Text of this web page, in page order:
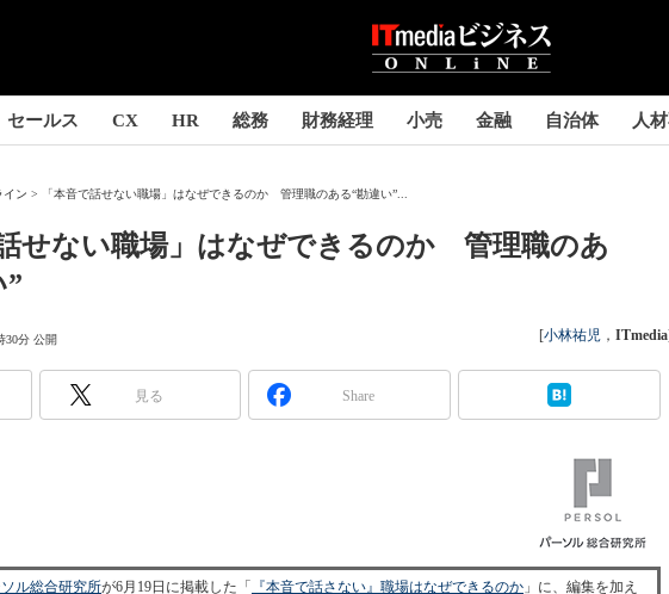
セールス CX HR 総務 財務経理 小売 金融 自治体 人
イン 「本音で話せない職場」はなぜできるのか 管理職のある“勘違い”...
話せない職場」はなぜできるのか 管理職のあ
”
30分 公開 [小林祐児 ， ITmedia
見る Share
ル総合研究所が6月19日に掲載した「 『本音で話さない』職場はなぜできるのか 」に、編集を加え